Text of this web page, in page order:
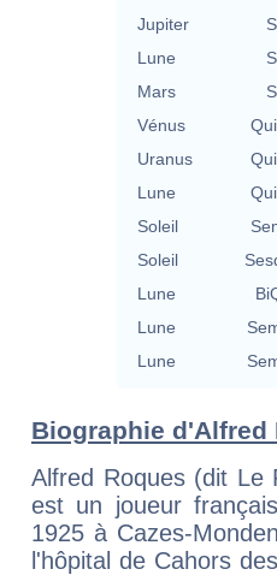
Jupiter
Lune
Mars
Vénus
Uranus
Lune
Soleil
Soleil
Lune
Lune
Lune
Biographie d'Alfred
Alfred Roques (dit Le
est un joueur
1925 à Cazes-
l'hôpital de Cahors